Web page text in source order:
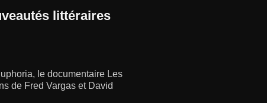
littéraires
le documentaire Les
de Fred Vargas et David